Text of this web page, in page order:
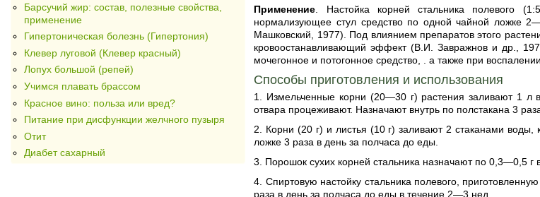
Барсучий жир: состав, полезные свойства,
применение
Гипертоническая болезнь (Гипертония)
Клевер луговой (Клевер красный)
Лопух большой (репей)
Учимся плавать брассом
Красное вино: польза или вред?
Питание при дисфункции желчного пузыря
Отит
Диабет сахарный
Применение. Настойка корней стальника полевого
нормализующее стул средство по одной чайной
Машковский, 1977). Под влиянием препаратов этого
кровоостанавливающий эффект (В.И. Завражнов и др.,
мочегонное и потогонное средство, . а также при
Способы приготовления и использования
1. Измельченные корни (20—30 г) растения заливают 1 л
отвара процеживают. Назначают внутрь по полстакана 3
2. Корни (20 г) и листья (10 г) заливают 2 стаканами
ложке 3 раза в день за полчаса до еды.
3. Порошок сухих корней стальника назначают по 0,3—0,5
4. Спиртовую настойку стальника полевого,
раза в день за полчаса до еды в течение 2—3 нед.